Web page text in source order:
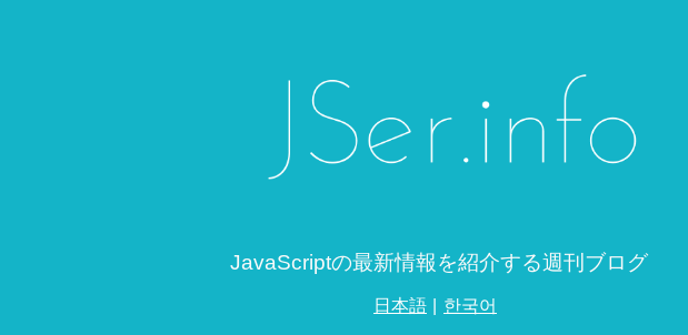
JavaScriptの最新情報を紹介する週刊ブログ
日本語 한국어